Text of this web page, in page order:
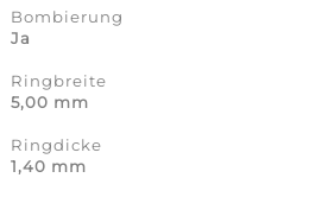
Bombierung
Ja
Ringbreite
5,00 mm
Ringdicke
1,40 mm